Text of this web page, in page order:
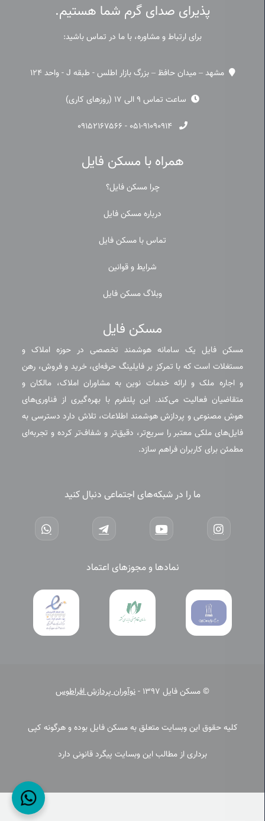
پذیرای صدای گرم شما هستیم.
برای ارتباط و مشاوره، با ما در تماس باشید:
مشهد – میدان حافظ – بزرگ بازار اطلس - طبقه J - واحد 124
ساعت تماس 9 الی 17 (روزهای کاری)
۰۵۱-۹۱۰۹۰۹۱۴ - ۰۹۱۵۲۱۶۷۵۶۶
همراه با مسکن فایل
چرا مسکن فایل؟
درباره مسکن فایل
تماس با مسکن فایل
شرایط و قوانین
وبلاگ مسکن فایل
مسکن فایل
مسکن فایل یک سامانه هوشمند تخصصی در حوزه املاک و
مستغلات است که با تمرکز بر فایلینگ حرفه‌ای، خرید و فروش، رهن
و اجاره ملک و ارائه خدمات نوین به مشاوران املاک، مالکان و
متقاضیان فعالیت می‌کند. این پلتفرم با بهره‌گیری از فناوری‌های
هوش مصنوعی و پردازش هوشمند اطلاعات، تلاش دارد دسترسی به
فایل‌های ملکی معتبر را سریع‌تر، دقیق‌تر و شفاف‌تر کرده و تجربه‌ای
مطمئن برای کاربران فراهم سازد.
ما را در شبکه‌های اجتماعی دنبال کنید
نمادها و مجوزهای اعتماد
© مسکن فایل 1397 - نوآوران پردازش افراطوس
کلیه حقوق این وبسایت متعلق به مسکن فایل بوده و هرگونه کپی
برداری از مطالب این وبسایت پیگرد قانونی دارد